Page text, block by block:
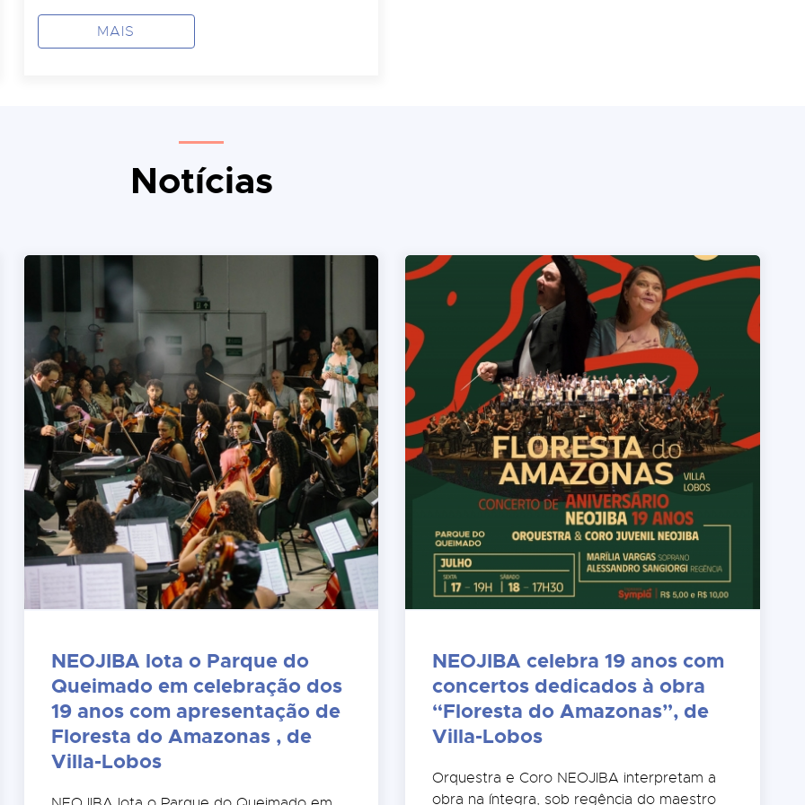
MAIS
Notícias
NEOJIBA lota o Parque do
Queimado em celebração dos
19 anos com apresentação de
Floresta do Amazonas , de
Villa-Lobos
NEOJIBA celebra 19 anos com
concertos dedicados à obra
“Floresta do Amazonas”, de
Villa-Lobos
Orquestra e Coro NEOJIBA interpretam a
obra na íntegra, sob regência do maestro